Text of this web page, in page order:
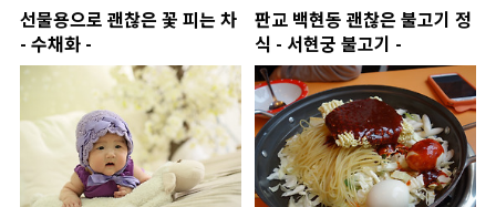
선물용으로 괜찮은 꽃 피는 차
- 수채화 -
판교 백현동 괜찮은 불고기 정
식 - 서현궁 불고기 -